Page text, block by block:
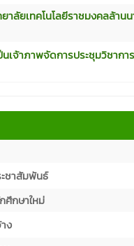
ยาลัยเทคโนโลยีราชมงคลล้า
เจ้าภาพจัดการประชุมวิชากา
ชาสัมพันธ์
ศึกษาใหม่
ง